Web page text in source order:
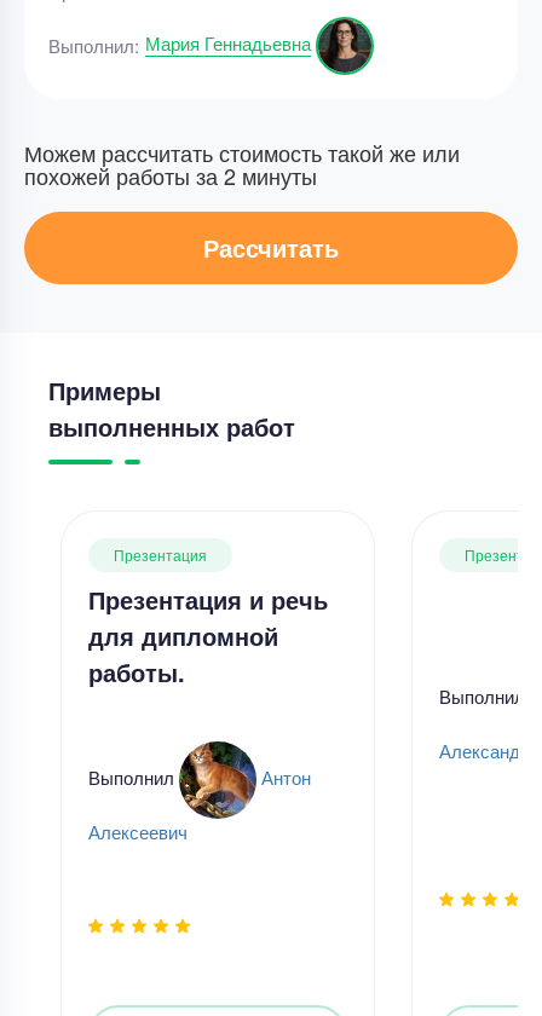
Выполнил: Мария Геннадьевна
Можем рассчитать стоимость такой же или
похожей работы за 2 минуты
Рассчитать
Примеры
выполненных работ
Презентация
Презентация и речь
для дипломной
работы.
Выполнил Антон
Алексеевич
Выполнил